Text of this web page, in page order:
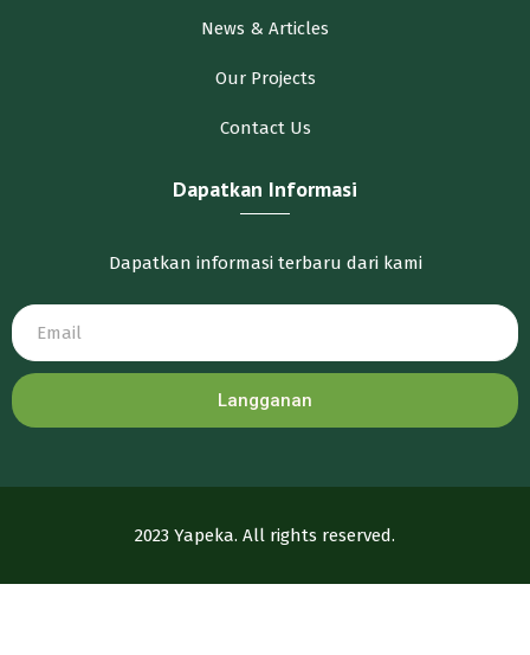
News & Articles
Our Projects
Contact Us
Dapatkan Informasi
Dapatkan informasi terbaru dari kami
Langganan
2023 Yapeka. All rights reserved.